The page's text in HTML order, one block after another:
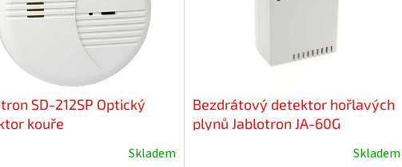
SD-212SP Optický
kouře
Skladem
Bezdrátový detektor hořlavých
plynů Jablotron JA-60G
Skladem